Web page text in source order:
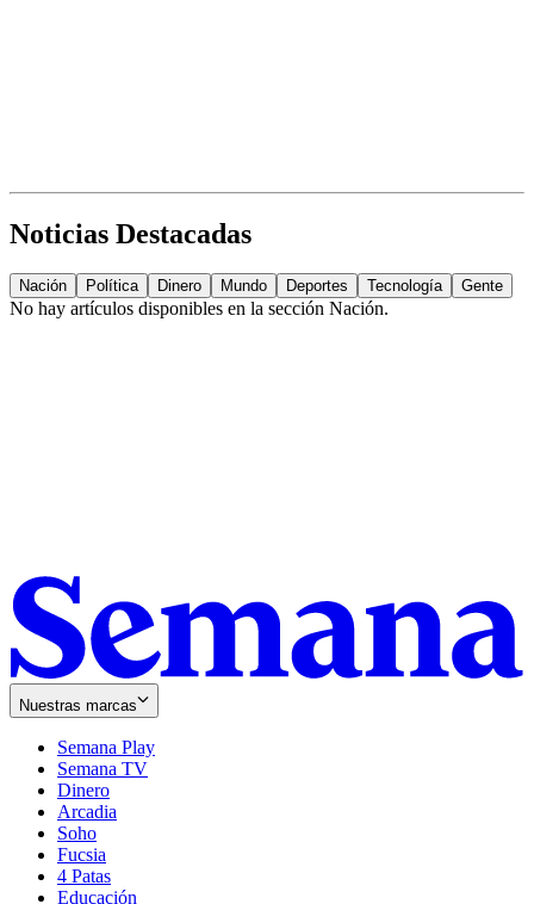
Noticias Destacadas
Nación Política Dinero Mundo Deportes Tecnología Gente
No hay artículos disponibles en la sección Nación.
Nuestras marcas
Semana Play
Semana TV
Dinero
Arcadia
Soho
in
new
window
Fucsia
in
new
4 Patas
Educación